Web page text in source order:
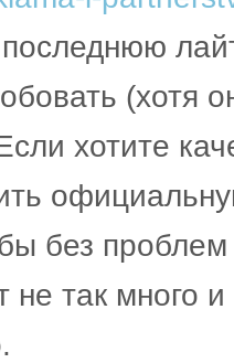
(хотя
хотите
без
не так много